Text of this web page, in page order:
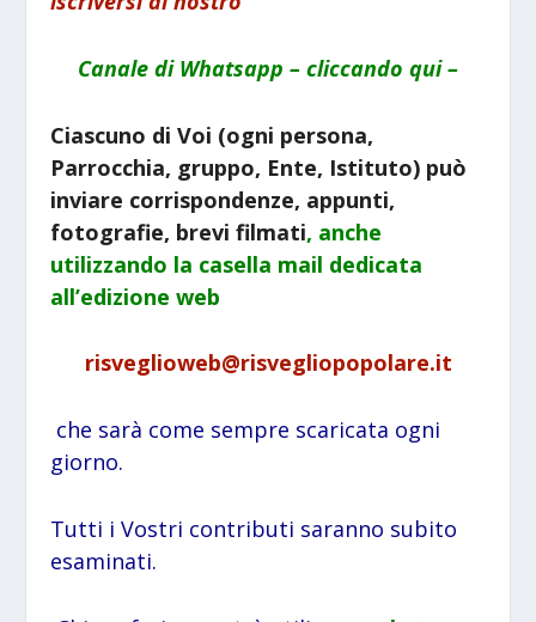
Canale di Whatsapp – cliccando qui –
Ciascuno di Voi (ogni persona,
Parrocchia, gruppo, Ente, Istituto) può
inviare corrispondenze, appunti,
fotografie, brevi filmati, anche
utilizzando la casella mail dedicata
all’edizione web
risveglioweb@risvegliopopolare.it
che sarà come sempre scaricata ogni
giorno.
Tutti i Vostri contributi saranno subito
esaminati.